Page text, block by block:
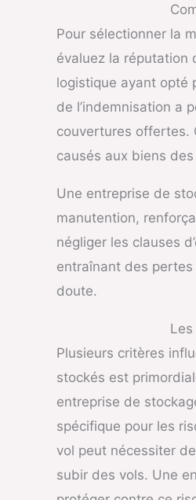
Pour sélectionner la
évaluez la réputation
logistique ayant opté
de l’indemnisation a
couvertures offertes.
causés aux biens
Une entreprise de
manutention,
négliger les clauses
entraînant des
doute.
Plusieurs critères
stockés est
entreprise de
spécifique pour les
vol peut nécessiter
subir des vols. Une